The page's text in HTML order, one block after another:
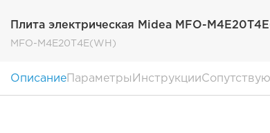
Плита электрическая Midea MFO-
MFO-M4E20T4E(WH)
ОписаниеПараметрыИнструкции